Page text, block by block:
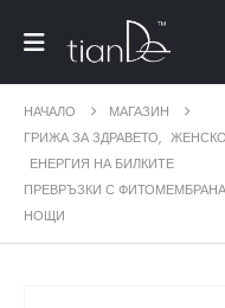
НАЧАЛО
МАГАЗИН
ГРИЖА ЗА ЗДРАВЕТО,
ЕНЕРГИЯ НА БИЛКИТЕ
ПРЕВРЪЗКИ С
НОЩИ